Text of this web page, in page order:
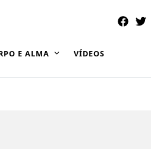
E ALMA VÍDEOS